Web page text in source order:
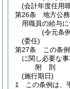
(会計年度任用
第26条
地方公
用職員の給与
(令元条
(委任)
第27条
この条
に関し必要な事
附 則
(施行期日)
1
この条例は、